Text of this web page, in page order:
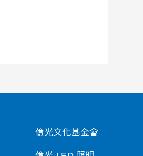
億光文化基金會